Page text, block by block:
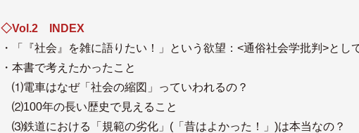
◇Vol.2 INDEX
・「『社会』を雑に語りたい！」という欲望：<通俗社会学批判>とし
・本書で考えたかったこと
⑴電車はなぜ「社会の縮図」っていわれるの？
⑵100年の長い歴史で見えること
⑶鉄道における「規範の劣化」(「昔はよかった！」)は本当なの？